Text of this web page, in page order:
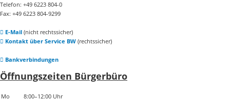
Telefon: +49 6223 804-0
Fax: +49 6223 804-9299
E-Mail(nicht rechtssicher)
Kontakt über Service BW(rechtssicher)
Bankverbindungen
Öffnungszeiten Bürgerbüro
Mo 8:00–12:00 Uhr